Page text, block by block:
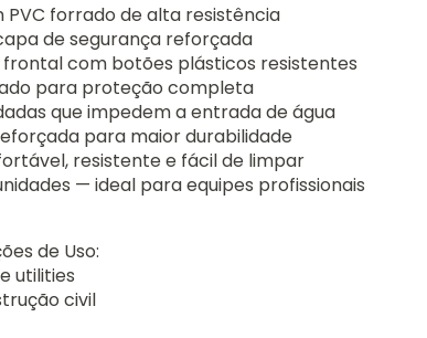
PVC forrado de alta resistência
de segurança reforçada
com botões plásticos resistentes
para proteção completa
que impedem a entrada de água
para maior durabilidade
resistente e fácil de limpar
— ideal para equipes profissionais
de Uso:
utilities
civil